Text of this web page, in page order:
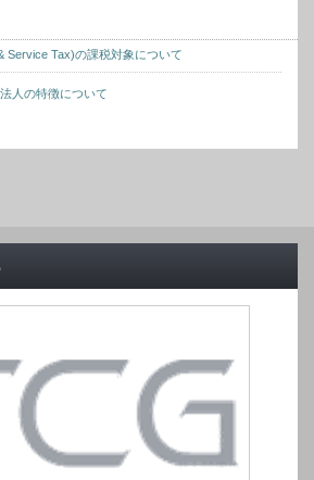
Service Tax)の課税対象について
人の特徴について